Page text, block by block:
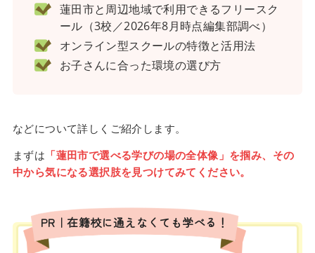
蓮田市と周辺地域で利用できるフリースク
ール（3校／2026年8月時点編集部調べ）
オンライン型スクールの特徴と活用法
お子さんに合った環境の選び方
などについて詳しくご紹介します。
まずは 「蓮田市で選べる学びの場の全体像」を掴み、その
中から気になる選択肢を見つけてみてください。
PR｜在籍校に通えなくても学べる！